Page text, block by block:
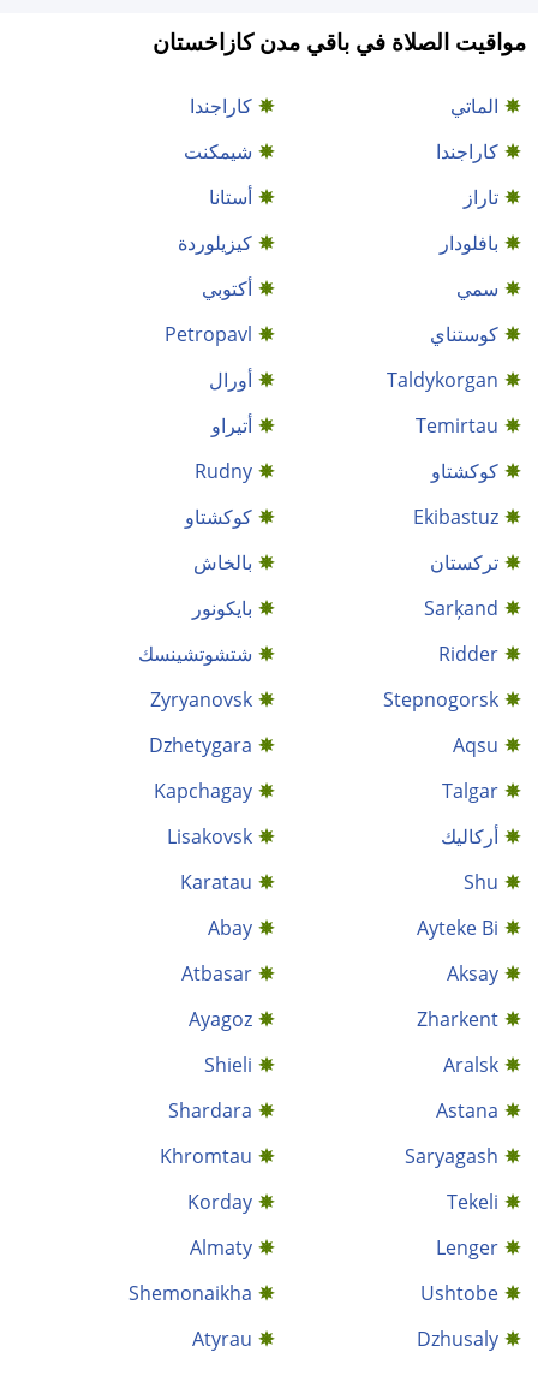
مواقيت الصلاة في باقي مدن كازاخستان
الماتي
كاراجندا
كاراجندا
شيمكنت
تاراز
أستانا
بافلودار
كيزيلوردة
سمي
أكتوبي
كوستناي
Petropavl
Taldykorgan
أورال
Temirtau
أتيراو
كوكشتاو
Rudny
Ekibastuz
كوكشتاو
ترکستان
بالخاش
Sarķand
بايكونور
Ridder
شتشوتشينسك
Stepnogorsk
Zyryanovsk
Aqsu
Dzhetygara
Talgar
Kapchagay
أركاليك
Lisakovsk
Shu
Karatau
Ayteke Bi
Abay
Aksay
Atbasar
Zharkent
Ayagoz
Aralsk
Shieli
Astana
Shardara
Saryagash
Khromtau
Tekeli
Korday
Lenger
Almaty
Ushtobe
Shemonaikha
Dzhusaly
Atyrau